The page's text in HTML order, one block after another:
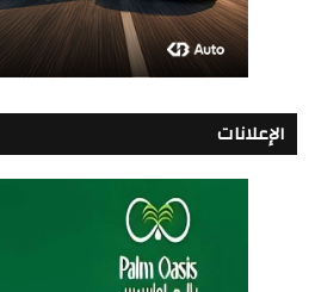
الإعلانات